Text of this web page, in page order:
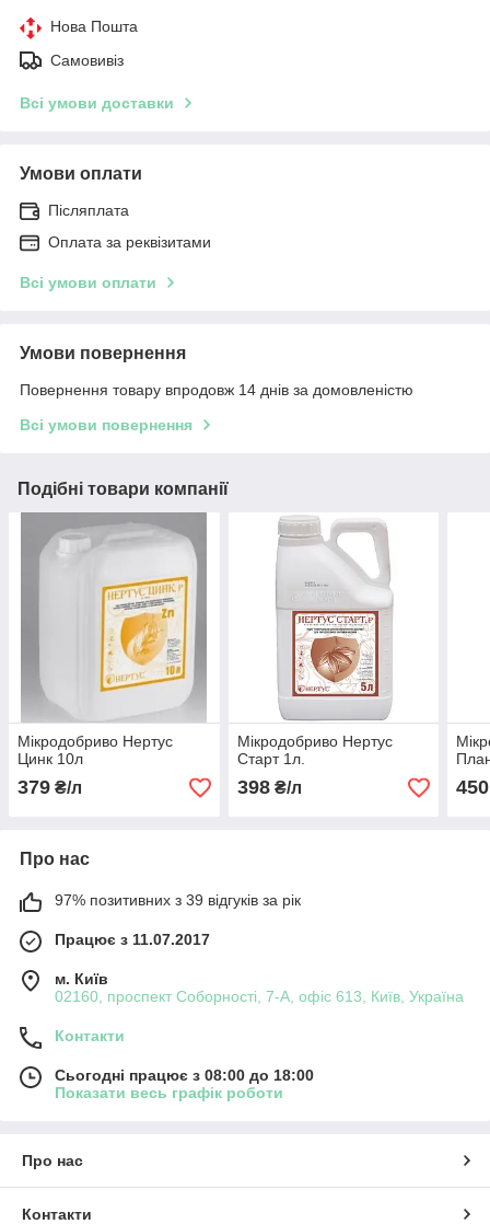
Нова Пошта
Самовивіз
Всі умови доставки
Умови оплати
Післяплата
Оплата за реквізитами
Всі умови оплати
Умови повернення
Повернення товару впродовж 14 днів за домовленістю
Всі умови повернення
Подібні товари компанії
Мікродобриво Нертус
Цинк 10л
379 ₴/л
Мікродобриво Нертус
Старт 1л.
398₴/л 450
Про нас
97% позитивних з 39 відгуків за рік
Працює з 11.07.2017
м. Київ
02160, проспект Соборності, 7-А, офіс 613, Київ, Україна
Контакти
Сьогодні працює з 08:00 до 18:00
Показати весь графік роботи
Про нас
Контакти